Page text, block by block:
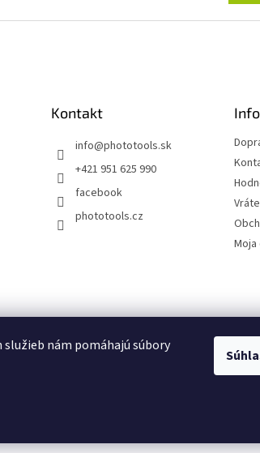
nám pomáhajú súbory
Kontakt
info@phototools.sk
+421 951 625 990
facebook
phototools.cz
pochádzajú od overených zákazníkov.